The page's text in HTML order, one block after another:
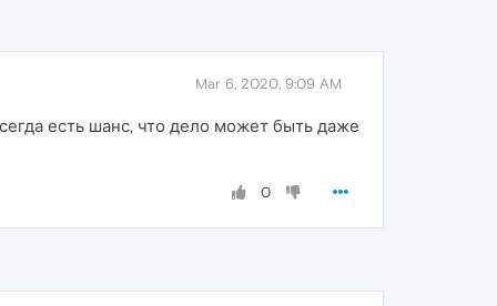
Mar 6, 2020, 9:09 AM
есть шанс, что дело может быть даже
0